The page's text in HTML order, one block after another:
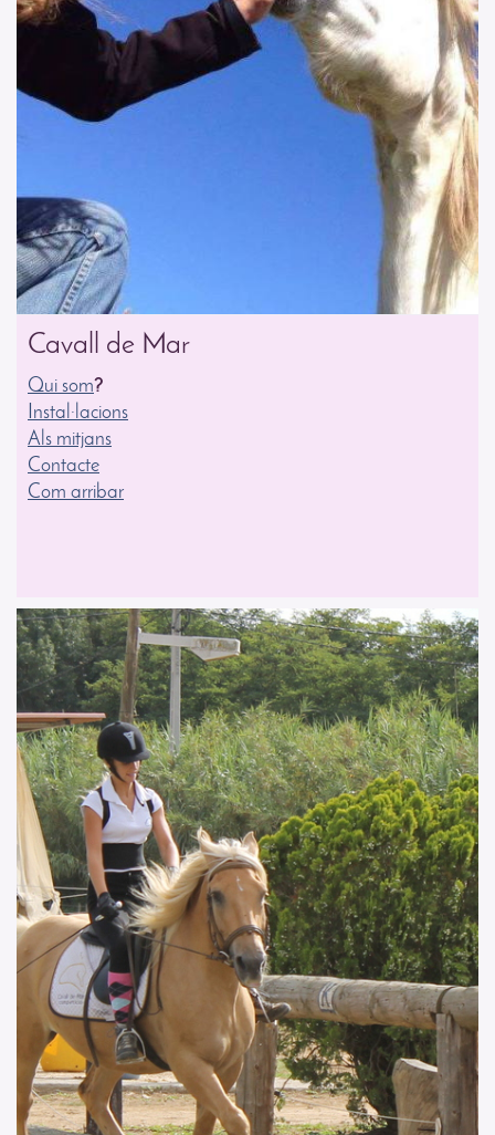
Cavall de Mar
Qui som?
Instal·lacions
Als mitjans
Contacte
Com arribar